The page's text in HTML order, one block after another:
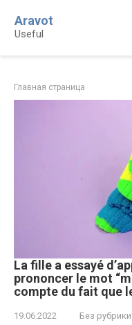
content
Aravot
Useful
Главная страница
La fille a essayé
prononcer le mot
compte du fait que
19.06.2022 Без рубрики